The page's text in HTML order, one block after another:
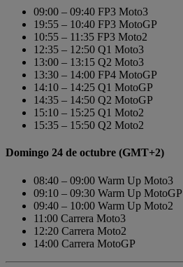
09:00 – 09:40 FP3 Moto3
19:55 – 10:40 FP3 MotoGP
10:55 – 11:35 FP3 Moto2
12:35 – 12:50 Q1 Moto3
13:00 – 13:15 Q2 Moto3
13:30 – 14:00 FP4 MotoGP
14:10 – 14:25 Q1 MotoGP
14:35 – 14:50 Q2 MotoGP
15:10 – 15:25 Q1 Moto2
15:35 – 15:50 Q2 Moto2
Domingo 24 de octubre (GMT+2)
08:40 – 09:00 Warm Up Moto3
09:10 – 09:30 Warm Up MotoGP
09:40 – 10:00 Warm Up Moto2
11:00 Carrera Moto3
12:20 Carrera Moto2
14:00 Carrera MotoGP